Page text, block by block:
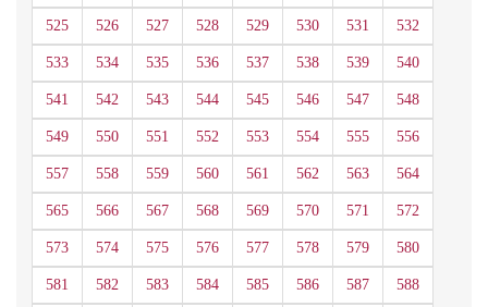
525 526 527 528 529 530 531 532
533 534 535 536 537 538 539 540
541 542 543 544 545 546 547 548
549 550 551 552 553 554 555 556
557 558 559 560 561 562 563 564
565 566 567 568 569 570 571 572
573 574 575 576 577 578 579 580
581 582 583 584 585 586 587 588